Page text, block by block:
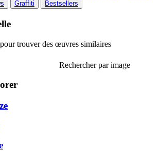
Graffiti Bestsellers
trouver des œuvres similaires
Rechercher par image